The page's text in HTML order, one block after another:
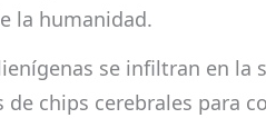
la humanidad.
se infiltran en la
chips cerebrales para